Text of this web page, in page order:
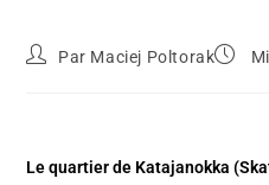
Par Maciej Poltorak
Le quartier de Katajanokka